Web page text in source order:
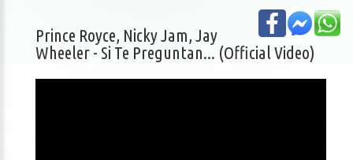
Prince Royce, Nicky Jam, Jay
Wheeler - Si Te Preguntan... (Official Video)